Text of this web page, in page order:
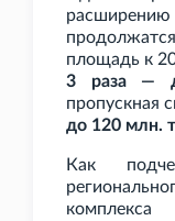
площадь к
3
раза —
пропускная
до 120 млн.
Как